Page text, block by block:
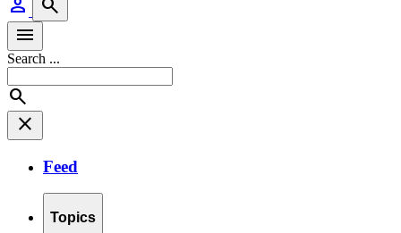
person
search
menu
Search ...
search
close
Feed
Topics